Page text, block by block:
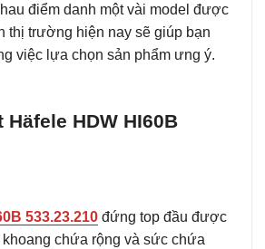
điểm danh một vài model được
thị trường hiện nay sẽ giúp bạn
việc lựa chọn sản phẩm ưng ý.
HDW HI60B
533.23.210 đứng top đầu được
chứa rộng và sức chứa